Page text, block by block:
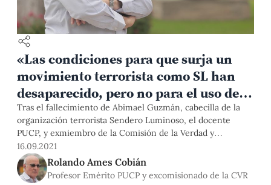
«Las condiciones para que surja un
movimiento terrorista como SL han
desaparecido, pero no para el uso de
otras formas de violencia»
Tras el fallecimiento de Abimael Guzmán, cabecilla de la
organización terrorista Sendero Luminoso, el docente
PUCP, y exmiembro de la Comisión de la Verdad y
Reconciliación (CVR) Rolando Ames brinda sus impresiones
sobre el suceso y reflexiona sobre la situación de la sociedad
peruana a casi 30 años de su captura.
16.09.2021
Rolando Ames Cobián
Profesor Emérito PUCP y excomisionado de la CVR